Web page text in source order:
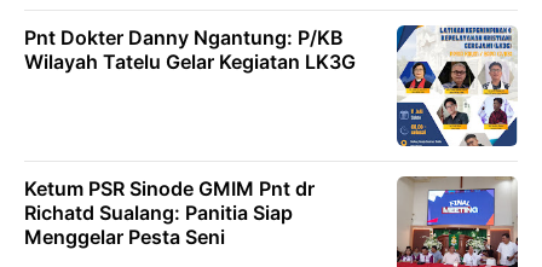
Pnt Dokter Danny Ngantung: P/KB
Wilayah Tatelu Gelar Kegiatan LK3G
Ketum PSR Sinode GMIM Pnt dr
Richatd Sualang: Panitia Siap
Menggelar Pesta Seni